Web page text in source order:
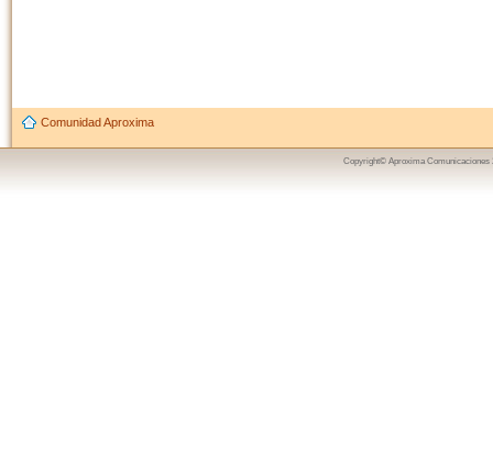
Comunidad Aproxima
Copyright© Aproxima Comunicaciones